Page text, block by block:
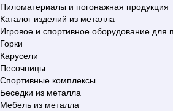
Пиломатериалы и погонажная продукция
Каталог изделий из металла
Игровое и спортивное оборудование для
Горки
Карусели
Песочницы
Спортивные комплексы
Беседки из металла
Мебель из металла